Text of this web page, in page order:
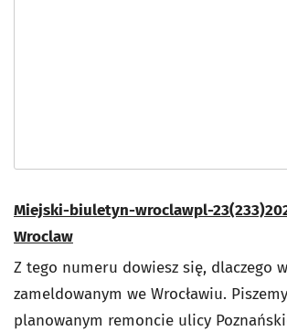
Miejski-biuletyn-wroclawpl-
Wroclaw
Z tego numeru dowiesz się, dlaczego
zameldowanym we Wrocławiu.
planowanym remoncie ulicy